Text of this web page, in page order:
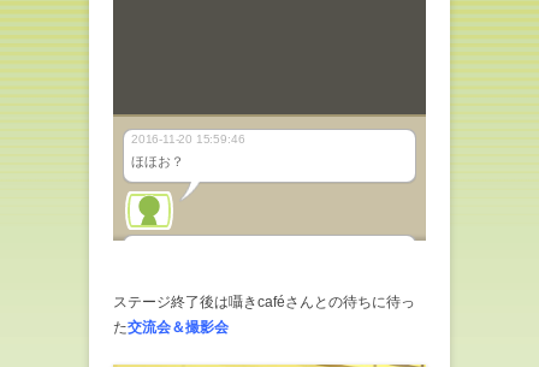
ステージ終了後は囁きcaféさんとの待ちに待っ
た交流会＆撮影会